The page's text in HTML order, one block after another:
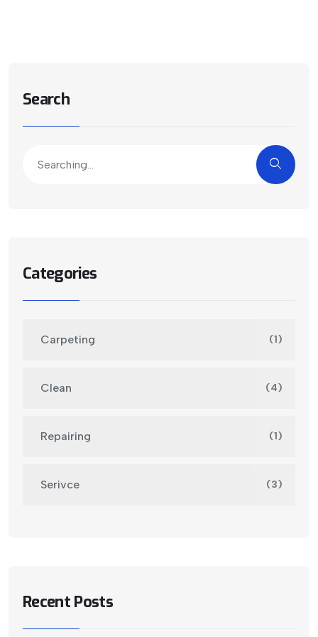
Search
Categories
Carpeting (1)
Clean (4)
Repairing (1)
Serivce (3)
Recent Posts